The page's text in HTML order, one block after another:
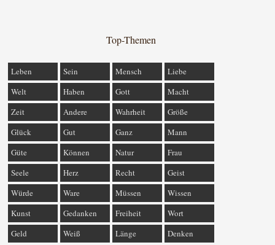
Top-Themen
Leben Sein Mensch
Liebe
Welt
Haben Gott
Macht
Zeit
Andere Wahrheit
Größe
Glück
Gut Ganz
Mann
Güte
Können Natur
Frau
Seele
Herz Recht
Geist
Würde
Ware Müssen
Wissen
Kunst
Gedanken Freiheit
Wort
Geld
Weiß Länge Denken